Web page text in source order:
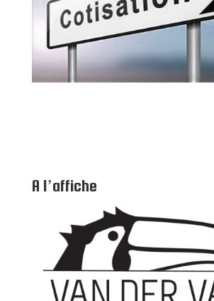
A l’affiche